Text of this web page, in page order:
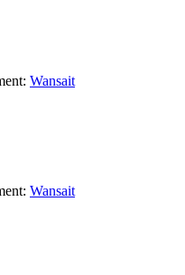
Wansait
Wansait